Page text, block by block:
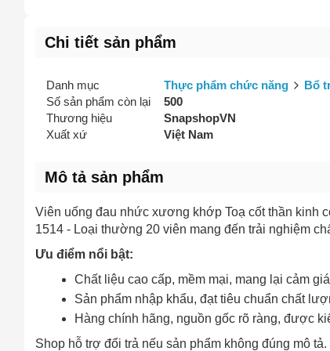
Chi tiết sản phẩm
Danh mục Thực phẩm chức năng
Bổ
Số sản phẩm còn lại
500
Thương hiệu
SnapshopVN
Xuất xứ
Việt Nam
Mô tả sản phẩm
Viên uống đau nhức xương khớp Toạ cốt thần kinh
1514 - Loại thường 20 viên mang đến trải nghiệm
Ưu điểm nổi bật:
Chất liệu cao cấp, mềm mại, mang lại cảm
Sản phẩm nhập khẩu, đạt tiêu chuẩn chất
Hàng chính hãng, nguồn gốc rõ ràng, được
Shop hỗ trợ đổi trả nếu sản phẩm không đúng mô